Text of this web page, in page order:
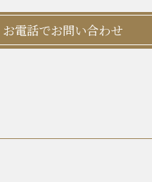
お電話でお問い合わせ